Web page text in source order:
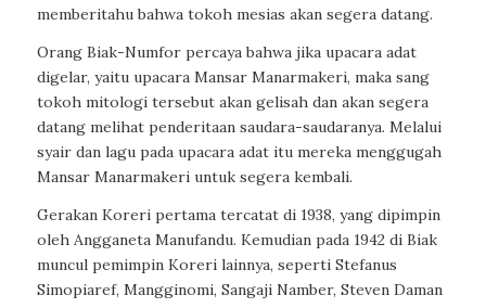
memberitahu bahwa tokoh mesias akan segera datang.
Orang Biak-Numfor percaya bahwa jika upacara adat
digelar, yaitu upacara Mansar Manarmakeri, maka sang
tokoh mitologi tersebut akan gelisah dan akan segera
datang melihat penderitaan saudara-saudaranya. Melalui
syair dan lagu pada upacara adat itu mereka menggugah
Mansar Manarmakeri untuk segera kembali.
Gerakan Koreri pertama tercatat di 1938, yang dipimpin
oleh Angganeta Manufandu. Kemudian pada 1942 di Biak
muncul pemimpin Koreri lainnya, seperti Stefanus
Simopiaref, Mangginomi, Sangaji Namber, Steven Daman